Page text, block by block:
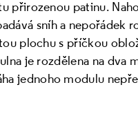
přirozenou patinu.
sníh a nepořádek
plochu s příčkou
je rozdělena na dva
jednoho modulu